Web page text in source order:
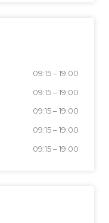
09:15–19:00
09:15–19:00
09:15–19:00
09:15–19:00
09:15–19:00